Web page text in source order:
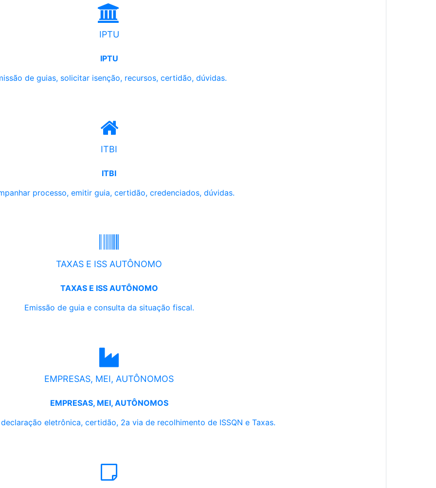
IPTU
IPTU
de guias, solicitar isenção, recursos, certidão, dúvidas.
ITBI
ITBI
processo, emitir guia, certidão, credenciados, dúvidas.
TAXAS E ISS AUTÔNOMO
TAXAS E ISS AUTÔNOMO
Emissão de guia e consulta da situação fiscal.
EMPRESAS, MEI, AUTÔNOMOS
EMPRESAS, MEI, AUTÔNOMOS
eletrônica, certidão, 2a via de recolhimento de ISSQN e Taxas.